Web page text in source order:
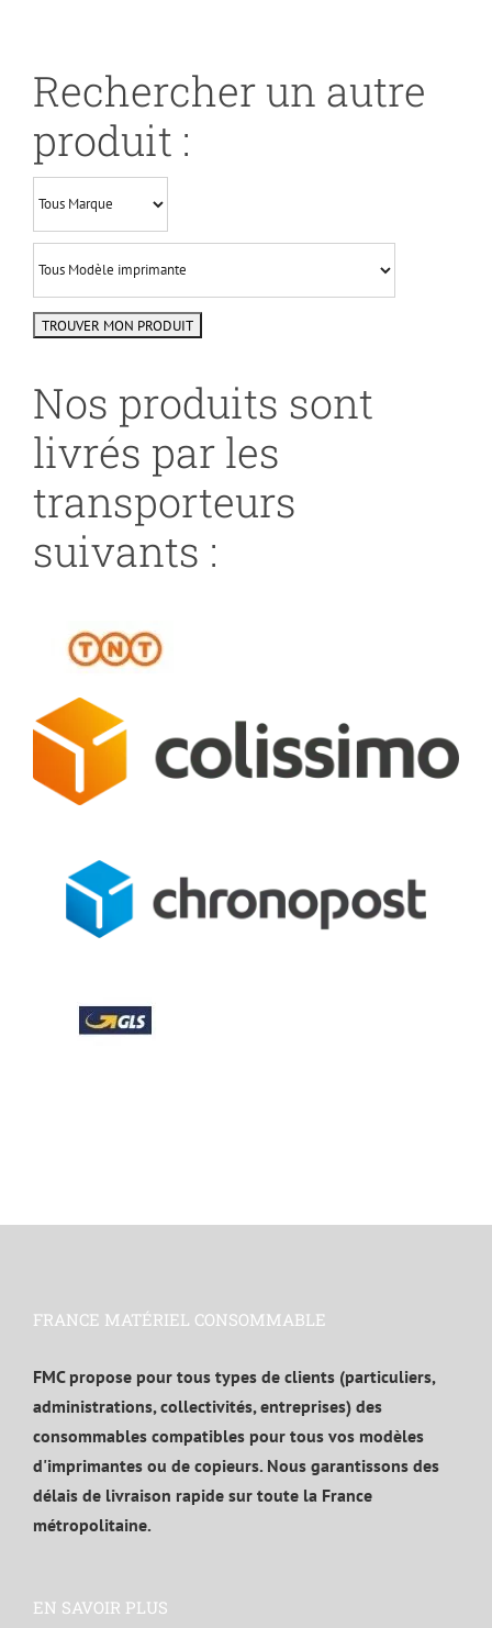
Rechercher un autre
produit :
Nos produits sont
livrés par les
transporteurs
suivants :
FRANCE MATÉRIEL CONSOMMABLE
FMC propose pour tous types de clients (particuliers,
administrations, collectivités, entreprises) des
consommables compatibles pour tous vos modèles
d'imprimantes ou de copieurs. Nous garantissons des
délais de livraison rapide sur toute la France
métropolitaine.
EN SAVOIR PLUS